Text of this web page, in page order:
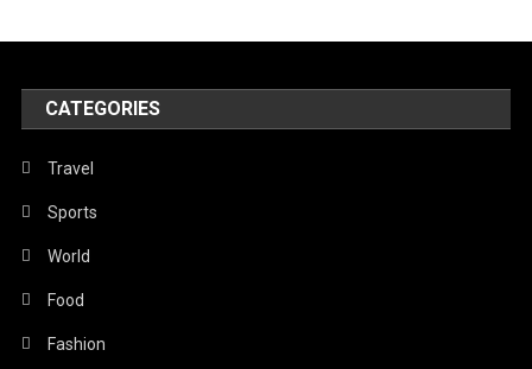
CATEGORIES
Travel
Sports
World
Food
Fashion